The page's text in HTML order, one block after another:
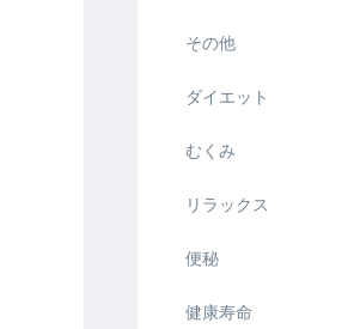
その他
ダイエット
むくみ
リラックス
便秘
健康寿命